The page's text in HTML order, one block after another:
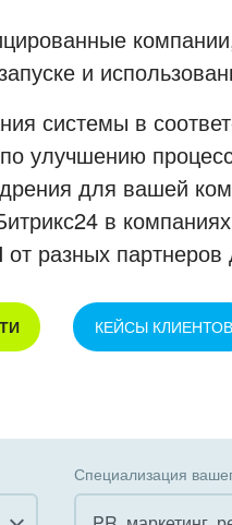
и
системы в
улучшению
для вашей
в
разных
КЕЙСЫ КЛИЕНТОВ
Специализация